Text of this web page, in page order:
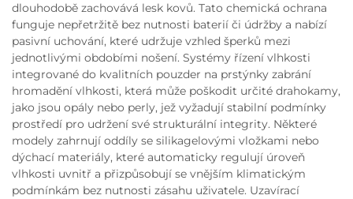
dlouhodobě zachovává lesk kovů. Tato chemická ochrana
funguje nepřetržitě bez nutnosti baterií či údržby a nabízí
pasivní uchování, které udržuje vzhled šperků mezi
jednotlivými obdobími nošení. Systémy řízení vlhkosti
integrované do kvalitních pouzder na prstýnky zabrání
hromadění vlhkosti, která může poškodit určité drahokamy,
jako jsou opály nebo perly, jež vyžadují stabilní podmínky
prostředí pro udržení své strukturální integrity. Některé
modely zahrnují oddíly se silikagelovými vložkami nebo
dýchací materiály, které automaticky regulují úroveň
vlhkosti uvnitř a přizpůsobují se vnějším klimatickým
podmínkám bez nutnosti zásahu uživatele. Uzavírací